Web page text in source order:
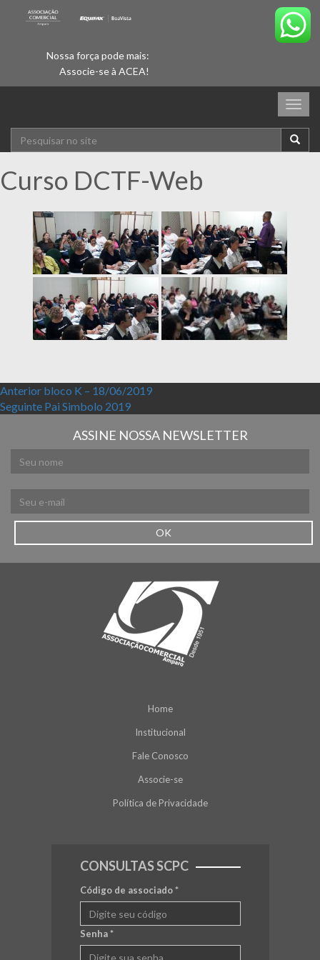
Nossa força pode mais:
Associe-se à ACEA!
Curso DCTF-Web
Navegação de Post
Anterior Post anterior:
bloco K – 18/06/2019
Seguinte Próximo post:
Pai Simbolo 2019
ASSINE NOSSA NEWSLETTER
OK
Home
Institucional
Fale Conosco
Associe-se
Política de Privacidade
CONSULTAS SCPC
Código de associado*
Senha*